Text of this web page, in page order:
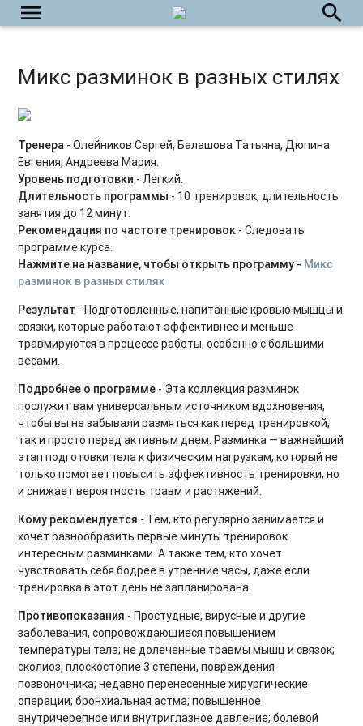
menu
Здоровые стопы
Пилатес 45+
Фейсфитнес на каждый день
Йога на каждый день
Укрепляем тазовое дно
Силовые тренировки для начинающих
Power Yoga
Силовые тренировки для продвинутых
Табата на каждый день
Пилатес с оборудованием
Растяжка на каждый день
Силовые интервальные тренировки
Фитнес-бокс
Силовые тренировки. Продвинутый уровень
Тренировки на мышцы кора
Вечерний релакс
Утренний комплекс
Body Balance для начинающих
Power Yoga для начинающих
search
Микс разминок в разных стилях
Тренера - Олейников Сергей, Балашова Татьяна, Дюпина
Евгения, Андреева Мария.
Уровень подготовки - Легкий.
Длительность программы - 10 тренировок, длительность
занятия до 12 минут.
Рекомендация по частоте тренировок - Следовать
программе курса.
Нажмите на название, чтобы открыть программу - Микс
разминок в разных стилях
Результат - Подготовленные, напитанные кровью мышцы и
связки, которые работают эффективнее и меньше
травмируются в процессе работы, особенно с большими
весами.
Подробнее о программе - Эта коллекция разминок
послужит вам универсальным источником вдохновения,
чтобы вы не забывали размяться как перед тренировкой,
так и просто перед активным днем. Разминка — важнейший
этап подготовки тела к физическим нагрузкам, который не
только помогает повысить эффективность тренировки, но
и снижает вероятность травм и растяжений.
Кому рекомендуется - Тем, кто регулярно занимается и
хочет разнообразить первые минуты тренировок
интересным разминками. А также тем, кто хочет
чувствовать себя бодрее в утренние часы, даже если
тренировка в этот день не запланирована.
Противопоказания - Простудные, вирусные и другие
заболевания, сопровождающиеся повышением
температуры тела; не долеченные травмы мышц и связок;
сколиоз, плоскостопие 3 степени, повреждения
позвоночника; недавно перенесенные хирургические
операции; бронхиальная астма; повышенное
внутричерепное или внутриглазное давление; болевой